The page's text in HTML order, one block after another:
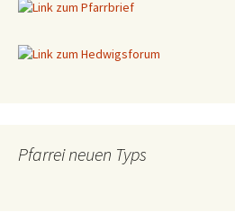
Pfarrei neuen Typs